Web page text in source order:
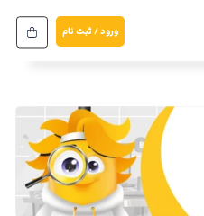
ورود / ثبت نام